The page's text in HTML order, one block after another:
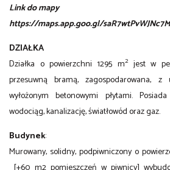
Link do mapy
https://maps.app.goo.gl/
DZIAŁKA
Działka o powierzchni 1295 m2jest w
przesuwną bramą, zagospodarowana, z
wyłożonym betonowymi płytami.
wodociąg, kanalizację, światłowód oraz gaz.
Budynek:
Murowany, solidny, podpiwniczony o